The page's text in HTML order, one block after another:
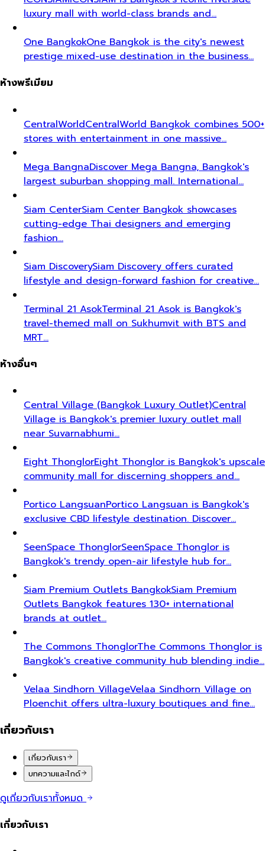
luxury mall with world-class brands and…
One BangkokOne Bangkok is the city's newest
prestige mixed-use destination in the business…
ห้างพรีเมียม
CentralWorldCentralWorld Bangkok combines 500+
stores with entertainment in one massive…
Mega BangnaDiscover Mega Bangna, Bangkok's
largest suburban shopping mall. International…
Siam CenterSiam Center Bangkok showcases
cutting-edge Thai designers and emerging
fashion…
Siam DiscoverySiam Discovery offers curated
lifestyle and design-forward fashion for creative…
Terminal 21 AsokTerminal 21 Asok is Bangkok's
travel-themed mall on Sukhumvit with BTS and
MRT…
ห้างอื่นๆ
Central Village (Bangkok Luxury Outlet)Central
Village is Bangkok's premier luxury outlet mall
near Suvarnabhumi…
Eight ThonglorEight Thonglor is Bangkok's upscale
community mall for discerning shoppers and…
Portico LangsuanPortico Langsuan is Bangkok's
exclusive CBD lifestyle destination. Discover…
SeenSpace ThonglorSeenSpace Thonglor is
Bangkok's trendy open-air lifestyle hub for…
Siam Premium Outlets BangkokSiam Premium
Outlets Bangkok features 130+ international
brands at outlet…
The Commons ThonglorThe Commons Thonglor is
Bangkok's creative community hub blending indie…
Velaa Sindhorn VillageVelaa Sindhorn Village on
Ploenchit offers ultra-luxury boutiques and fine…
เกี่ยวกับเรา
เกี่ยวกับเรา
บทความและไกด์
ดูเกี่ยวกับเราทั้งหมด
เกี่ยวกับเรา